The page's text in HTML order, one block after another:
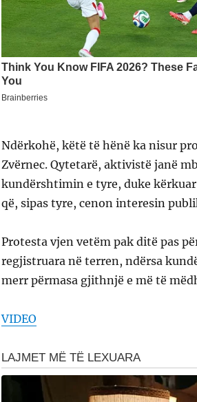
Ndërkohë, këtë të hënë ka nisur
Zvërnec. Qytetarë, aktivistë janë
kundërshtimin e tyre, duke
që, sipas tyre, cenon interesin
Protesta vjen vetëm pak ditë pas
regjistruara në terren, ndërsa
merr përmasa gjithnjë e më të
VIDEO